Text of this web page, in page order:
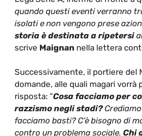
quando questi eventi verranno
isolati e non vengono prese
storia è destinata a ripetersi
scrive Maignan nella lettera
Successivamente, il portiere del
domande, alle quali magari vorrà
risposta: “Cosa facciamo per
razzismo negli stadi?
facciamo basti? C’è bisogno di
contro un problema sociale. Chi